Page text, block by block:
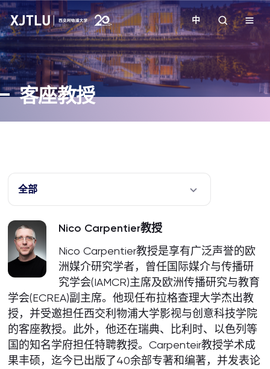
教学
招生
学院
校园生活
关于我们
中
客座教授
全部
Nico Carpentier教授
Nico Carpentier教授是享有广泛声誉的欧
洲媒介研究学者，曾任国际媒介与传播研
究学会(IAMCR)主席及欧洲传播研究与教育
学会(ECREA)副主席。他现任布拉格查理大学杰出教
授，并受邀担任西交利物浦大学影视与创意科技学院
的客座教授。此外，他还在瑞典、比利时、以色列等
国的知名学府担任特聘教授。Carpenteir教授学术成
果丰硕，迄今已出版了40余部专著和编著，并发表论